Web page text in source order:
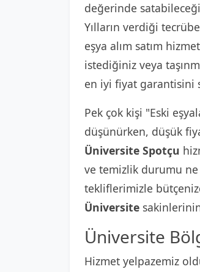
değerinde
Yılların verdiği
eşya alım satım
istediğiniz veya
en iyi fiyat garantisini
Pek çok kişi "Eski
düşünürken, düşük
Üniversite Spotçu
ve temizlik durumu
tekliflerimizle
Üniversite
Üniversite
Hizmet yelpazemiz